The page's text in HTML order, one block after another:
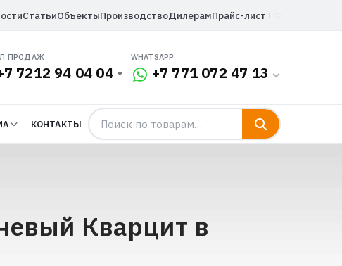
СтатьиОбъектыПроизводствоДилерамПрайс-лист
ПРОДАЖ
7212 94 04 04
WHATSAPP
+7 771 072 47 13
КОНТАКТЫ
Кварцит в